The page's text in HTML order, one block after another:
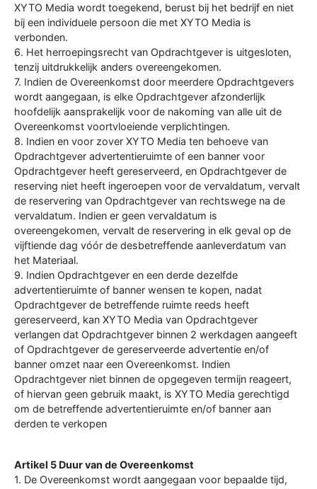
XYTO Media wordt toegekend, berust bij het bedrijf en niet
bij een individuele persoon die met XYTO Media is
verbonden.
6. Het herroepingsrecht van Opdrachtgever is uitgesloten,
tenzij uitdrukkelijk anders overeengekomen.
7. Indien de Overeenkomst door meerdere Opdrachtgevers
wordt aangegaan, is elke Opdrachtgever afzonderlijk
hoofdelijk aansprakelijk voor de nakoming van alle uit de
Overeenkomst voortvloeiende verplichtingen.
8. Indien en voor zover XYTO Media ten behoeve van
Opdrachtgever advertentieruimte of een banner voor
Opdrachtgever heeft gereserveerd, en Opdrachtgever de
reserving niet heeft ingeroepen voor de vervaldatum, vervalt
de reservering van Opdrachtgever van rechtswege na de
vervaldatum. Indien er geen vervaldatum is
overeengekomen, vervalt de reservering in elk geval op de
vijftiende dag vóór de desbetreffende aanleverdatum van
het Materiaal.
9. Indien Opdrachtgever en een derde dezelfde
advertentieruimte of banner wensen te kopen, nadat
Opdrachtgever de betreffende ruimte reeds heeft
gereserveerd, kan XYTO Media van Opdrachtgever
verlangen dat Opdrachtgever binnen 2 werkdagen aangeeft
of Opdrachtgever de gereserveerde advertentie en/of
banner omzet naar een Overeenkomst. Indien
Opdrachtgever niet binnen de opgegeven termijn reageert,
of hiervan geen gebruik maakt, is XYTO Media gerechtigd
om de betreffende advertentieruimte en/of banner aan
derden te verkopen
Artikel 5 Duur van de Overeenkomst
1. De Overeenkomst wordt aangegaan voor bepaalde tijd,